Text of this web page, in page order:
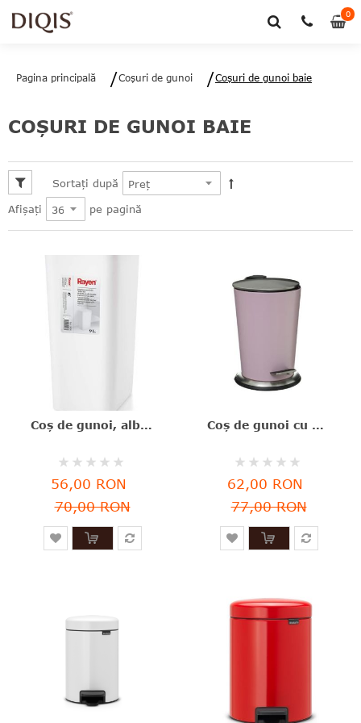
00
Pagina principală Coșuri de gunoi Coşuri de gunoi baie
COŞURI DE GUNOI BAIE
Sortați după
Afișați
pe pagină
Coş de gunoi, alb, plastic, 22x16x33 cm, 9 l, Rayen - 8412955020989
Rating:
0%
56,00 RON
70,00 RON
Coş de gunoi cu pedală, roz mat, metal, 3 l, Five - 3560238324417
Rating:
0%
62,00 RON
77,00 RON